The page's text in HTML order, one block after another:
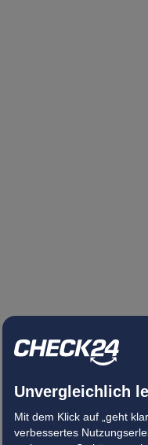
Unvergleichlich
Mit dem Klick auf „geht
verbessertes